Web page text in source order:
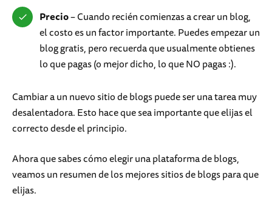
Precio– Cuando recién comienzas a crear un blog,
el costo es un factor importante. Puedes empezar un
blog gratis, pero recuerda que usualmente obtienes
lo que pagas (o mejor dicho, lo que NO pagas :).
Cambiar a un nuevo sitio de blogs puede ser una tarea muy
desalentadora. Esto hace que sea importante que elijas el
correcto desde el principio.
Ahora que sabes cómo elegir una plataforma de blogs,
veamos un resumen de los mejores sitios de blogs para que
elijas.